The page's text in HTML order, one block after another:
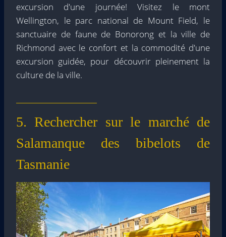
excursion d'une journée! Visitez le mont
Wellington, le parc national de Mount Field, le
sanctuaire de faune de Bonorong et la ville de
Richmond avec le confort et la commodité d'une
excursion guidée, pour découvrir pleinement la
culture de la ville.
5. Rechercher sur le marché de
Salamanque des bibelots de
Tasmanie